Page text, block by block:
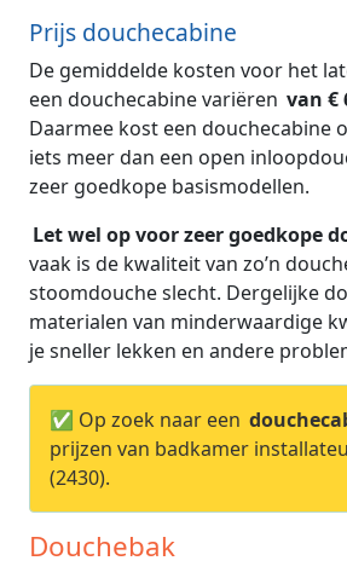
Prijs douchecabine
De gemiddelde kosten voor het
een douchecabine variëren van €
Daarmee kost een douchecabine
iets meer dan een open
zeer goedkope basismodellen.
Let wel op voor zeer goedkope
vaak is de kwaliteit van zo’n
stoomdouche slecht. Dergelijke
materialen van minderwaardige
je sneller lekken en andere
✅ Op zoek naar een
prijzen van badkamer
(2430).
Douchebak